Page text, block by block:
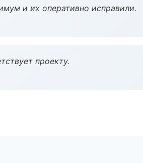
и их оперативно исправили.
проекту.